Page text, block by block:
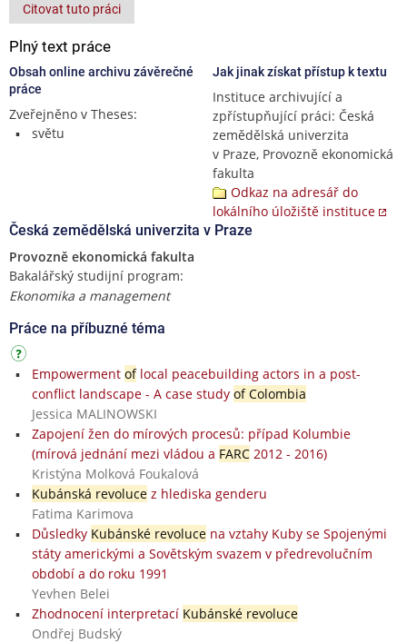
Citovat tuto práci
Plný text práce
Obsah online archivu závěrečné
práce
Zveřejněno v Theses:
světu
Jak jinak získat přístup k textu
Instituce archivující a
zpřístupňující práci: Česká
zemědělská univerzita
v Praze, Provozně ekonomická
fakulta
Odkaz na adresář do
lokálního úložiště instituce
Česká zemědělská univerzita v Praze
Provozně ekonomická fakulta
Bakalářský studijní program:
Ekonomika a management
Práce na příbuzné téma
Empowerment oflocal peacebuilding actors in a post-
conflict landscape - A case study of Colombia
Jessica MALINOWSKI
Zapojení žen do mírových procesů: případ Kolumbie
(mírová jednání mezi vládou a FARC2012 - 2016)
Kristýna Molková Foukalová
Kubánská revolucez hlediska genderu
Fatima Karimova
Důsledky Kubánské revolucena vztahy Kuby se Spojenými
státy americkými a Sovětským svazem v předrevolučním
období a do roku 1991
Yevhen Belei
Zhodnocení interpretací Kubánské revoluce
Ondřej Budský